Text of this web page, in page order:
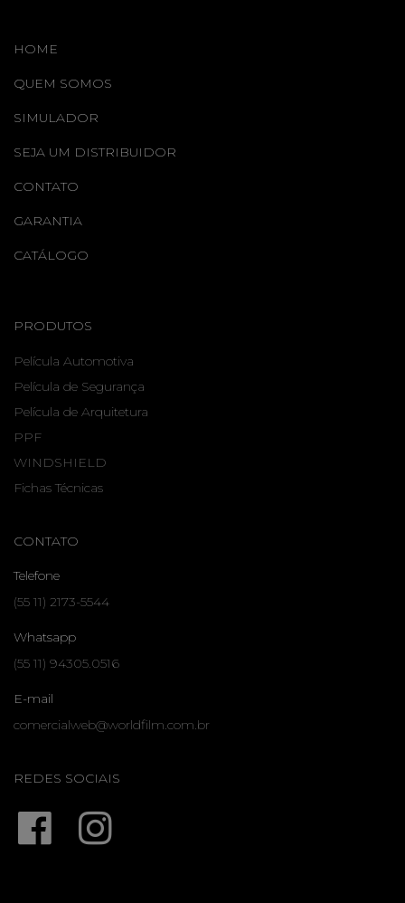
HOME
QUEM SOMOS
SIMULADOR
SEJA UM DISTRIBUIDOR
CONTATO
GARANTIA
CATÁLOGO
PRODUTOS
Película Automotiva
Película de Segurança
Película de Arquitetura
PPF
WINDSHIELD
Fichas Técnicas
CONTATO
Telefone
(55 11) 2173-5544
Whatsapp
(55 11) 94305.0516
E-mail
comercialweb@worldfilm.com.br
REDES SOCIAIS